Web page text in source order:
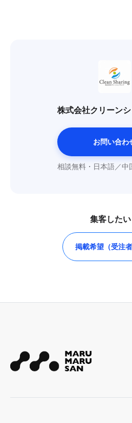
株式会社クリーン
お問い合わ
相談無料・日本語／中
集客したい
掲載希望（受注